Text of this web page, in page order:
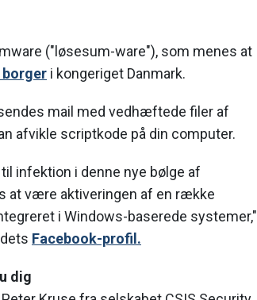
("løsesum-ware"), som menes at
borger i kongeriget Danmark.
mail med vedhæftede filer af
afvikle scriptkode på din computer.
infektion i denne nye bølge af
at være aktiveringen af en række
i Windows-baserede systemer,"
Facebook-profil.
dig